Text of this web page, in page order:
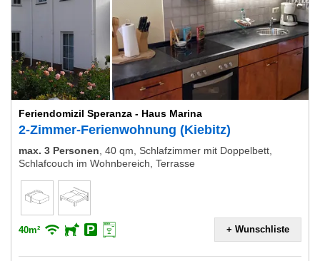
Feriendomizil Speranza - Haus Marina
2-Zimmer-Ferienwohnung (Kiebitz)
max. 3 Personen 40 qm, Schlafzimmer mit Doppelbett,
Schlafcouch im Wohnbereich, Terrasse
40m² + Wunschliste